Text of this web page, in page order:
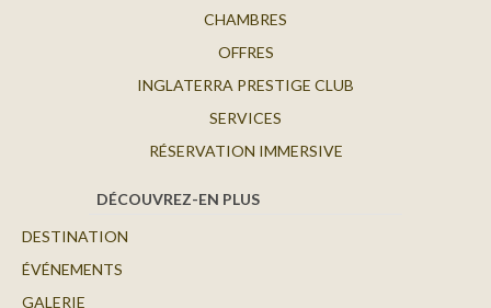
CHAMBRES
OFFRES
INGLATERRA PRESTIGE CLUB
SERVICES
RÉSERVATION IMMERSIVE
DÉCOUVREZ-EN PLUS
DESTINATION
ÉVÉNEMENTS
GALERIE